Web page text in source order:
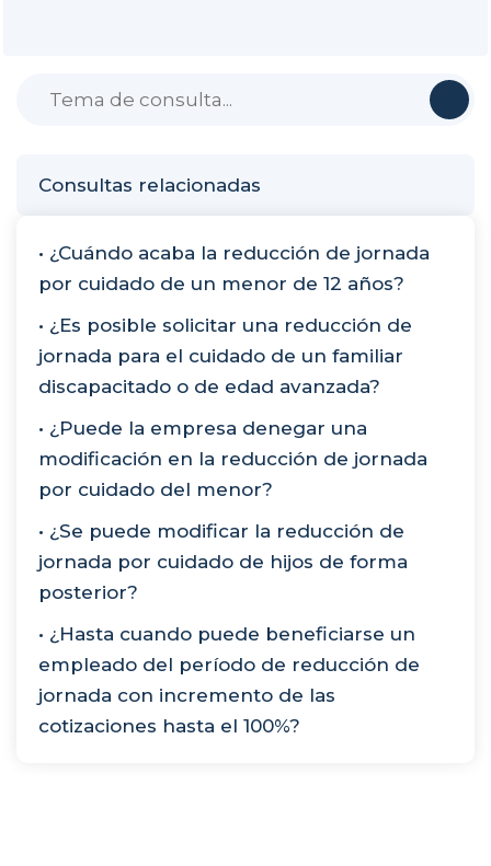
Consultas relacionadas
• ¿Cuándo acaba la reducción de jornada
por cuidado de un menor de 12 años?
• ¿Es posible solicitar una reducción de
jornada para el cuidado de un familiar
discapacitado o de edad avanzada?
• ¿Puede la empresa denegar una
modificación en la reducción de jornada
por cuidado del menor?
• ¿Se puede modificar la reducción de
jornada por cuidado de hijos de forma
posterior?
• ¿Hasta cuando puede beneficiarse un
empleado del período de reducción de
jornada con incremento de las
cotizaciones hasta el 100%?